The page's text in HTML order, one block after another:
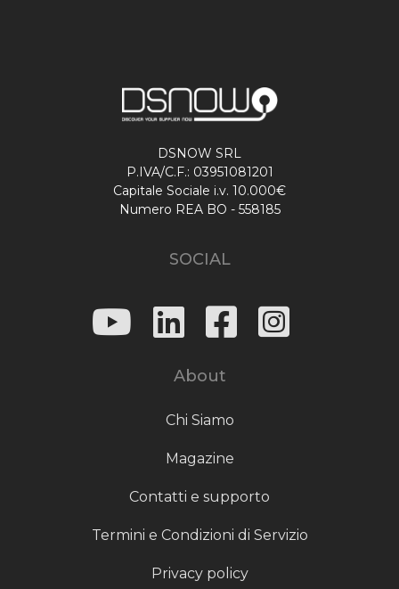
DSNOW SRL
P.IVA/C.F.: 03951081201
Capitale Sociale i.v. 10.000€
Numero REA BO - 558185
SOCIAL
About
Chi Siamo
Magazine
Contatti e supporto
Termini e Condizioni di Servizio
Privacy policy